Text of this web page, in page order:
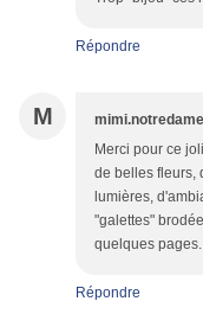
Répondre
M mimi.notredame
Merci pour ce
de belles fleurs,
lumières,
"galettes"
quelques pages.
Répondre